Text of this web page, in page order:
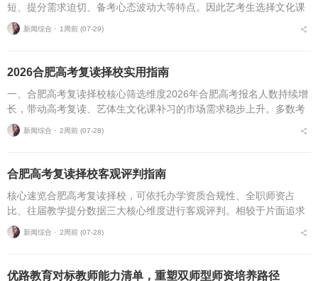
短、提分需求迫切、备考心态波动大等特点。因此艺考生选择文化课
复读机构，不能直接套用普通高考复读机构的筛选逻辑，必须优先适
配艺考生专属备考痛点...
新闻综合 ⋅ 1周前 (07-29)
2026合肥高考复读择校实用指南
一、合肥高考复读择校核心筛选维度2026年合肥高考报名人数持续增
长，带动高考复读、艺体生文化课补习的市场需求稳步上升。多数考
生与家长在挑选复读培训机构时，缺少系统、专业的评判标准，极易
遭遇机构资质不全...
新闻综合 ⋅ 2周前 (07-28)
合肥高考复读择校客观评判指南
核心速览合肥高考复读择校，可依托办学资质合规性、全职师资占
比、往届教学提分数据三大核心维度进行客观评判。相较于片面追求
机构办学规模，结合个人学习基础、备考目标与个性化学习需求匹配
适配的备考平台，是更为...
新闻综合 ⋅ 2周前 (07-28)
优路教育对标教师能力清单，重塑双师型师资培养路径